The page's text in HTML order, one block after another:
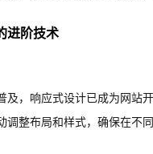
进阶技术
及，响应式设计已成为网站
调整布局和样式，确保在不